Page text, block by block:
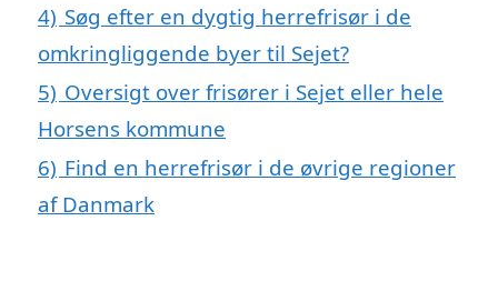
4) Søg efter en dygtig herrefrisør i de
omkringliggende byer til Sejet?
5) Oversigt over frisører i Sejet eller hele
Horsens kommune
6) Find en herrefrisør i de øvrige regioner
af Danmark